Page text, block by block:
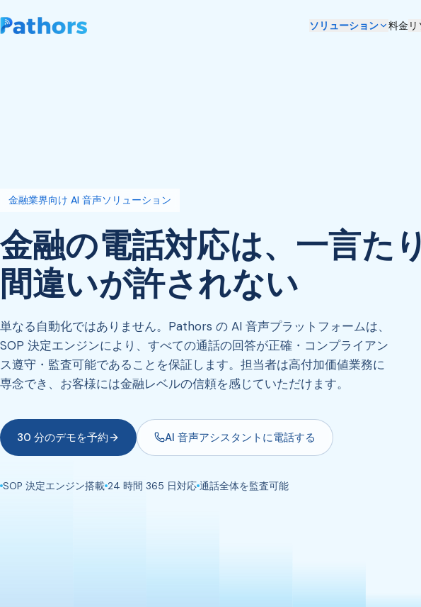
ソリューション 料金
金融業界向け AI 音声ソリューション
金融の電話対応は、一言た
間違いが許されない
単なる自動化ではありません。Pathors の AI 音声プラットフォームは、
SOP 決定エンジンにより、すべての通話の回答が正確・コンプライアン
ス遵守・監査可能であることを保証します。担当者は高付加価値業務に
専念でき、お客様には金融レベルの信頼を感じていただけます。
30 分のデモを予約 AI 音声アシスタントに電話する
SOP 決定エンジン搭載 24 時間 365 日対応 通話全体を監査可能